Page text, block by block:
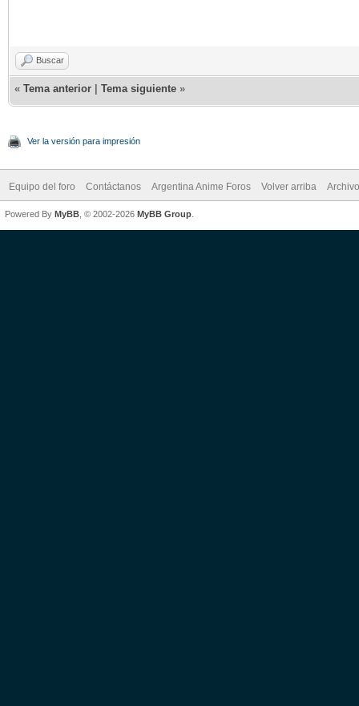
Buscar
« Tema anterior Tema siguiente »
Ver la versión para impresión
Equipo del foro Contáctanos Argentina Anime Foros Volver arriba
Powered By MyBB , © 2002-2026 MyBB Group